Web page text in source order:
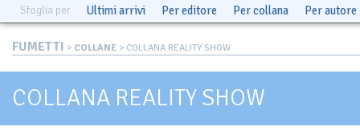
Sfoglia per Ultimi arrivi Per editore Per collana Per autore
FUMETTI > COLLANE > COLLANA REALITY SHOW
COLLANA REALITY SHOW